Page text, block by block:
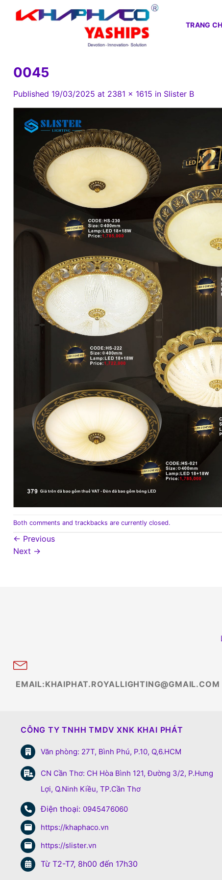
TRANG
0045
Published 19/03/2025 at 2381 × 1615 in Slister B
Both comments and trackbacks are currently closed.
← Previous
Next →
EMAIL:KHAIPHAT.ROYALLIGHTING@GMAIL.COM
CÔNG TY TNHH TMDV XNK KHAI PHÁT
Văn phòng: 27T, Bình Phú, P.10, Q,6.HCM
CN Cần Thơ: CH Hòa Bình 121, Đường 3/2, P.Hưng
Lợi, Q.Ninh Kiều, TP.Cần Thơ
Điện thoại: 0945476060
https://khaphaco.vn
https://slister.vn
Từ T2-T7, 8h00 đến 17h30